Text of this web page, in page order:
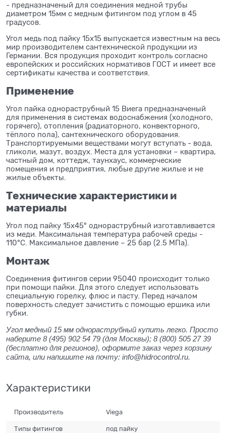
- предназначеный для соединения медной трубы
диаметром 15мм с медным фитингом под углом в 45
градусов.
Угол медь под пайку 15x15 выпускается известным на весь
мир производителем сантехнической продукции из
Германии. Вся продукция проходит контроль согласно
европейских и российских нормативов ГОСТ и имеет все
сертификаты качества и соответствия.
Применение
Угол пайка однораструбный 15 Виега предназначеный
для применения в системах водоснабжения (холодного,
горячего), отопления (радиаторного, конвекторного,
тёплого пола), сантехнического оборудования.
Транспортируемыми веществами могут вступать - вода,
гликоли, мазут, воздух. Места для установки – квартира,
частный дом, коттедж, таунхаус, коммерческие
помещения и предприятия, любые другие жилые и не
жилые объекты.
Технические характеристики и
материалы
Угол под пайку 15x45° однораструбный изготавливается
из меди. Максимальная температура рабочей среды -
110°C. Максимальное давление – 25 бар (2.5 МПа).
Монтаж
Соединения фитингов серии 95040 происходит только
при помощи пайки. Для этого следует использовать
специальную горелку, флюс и пасту. Перед началом
поверхность следует зачистить с помощью ершика или
губки.
Угол медный 15 мм однораструбный купить легко. Просто
наберите 8 (495) 902 54 79 (для Москвы); 8 (800) 505 27 39
(бесплатно для регионов), оформите заказ через корзину
сайта, или напишите на почту: info@hidrocontrol.ru.
Характеристики
Производитель Viega
Типы фитингов под пайку